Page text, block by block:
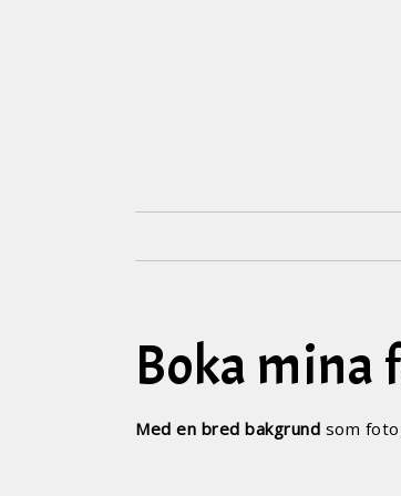
Boka
Med en bred bakgrund som